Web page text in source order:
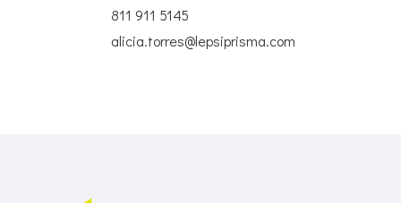
811 911 5145
alicia.torres@lepsiprisma.com